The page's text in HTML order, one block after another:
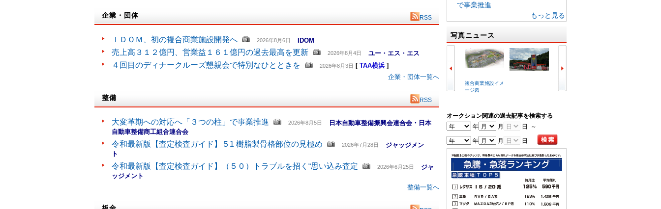
企業・団体 RSS
ＩＤＯＭ、初の複合商業施設開発へ 2026年8月6日 IDOM
売上高３１２億円、営業益１６１億円の過去最高を更新 2026年8月4日 ユー・エス・エス
４回目のディナークルーズ懇親会で特別なひとときを 2026年8月3日 [ TAA横浜 ]
企業・団体一覧へ
整備 RSS
大変革期への対応へ「３つの柱」で事業推進 2026年8月5日 日本自動車整備振興会連合会・日本
自動車整備商工組合連合会
令和最新版【査定検査ガイド】５1 樹脂製骨格部位の見極め
2026年7月28日 ジャッジメン
ト
令和最新版【査定検査ガイド】（５０）トラブルを招く“思い込み査定
2026年6月25日 ジャ
ッジメント
整備一覧へ
で事業推進
もっと見る
写真ニュース
複合商業施設イメ
ージ図
港店外観
オークション関連の過去記事を検索する
年
月 日 ～
年 月 日